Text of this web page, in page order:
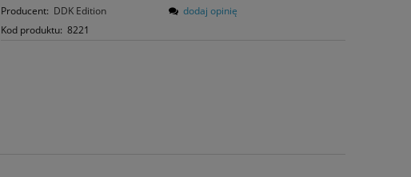
Producent: DDK Edition
Kod produktu: 8221
dodaj opinię